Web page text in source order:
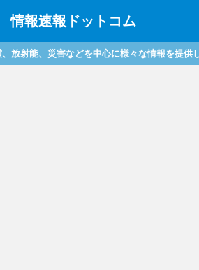
情報速報ドットコム
能、災害などを中心に様々な情報を提供して